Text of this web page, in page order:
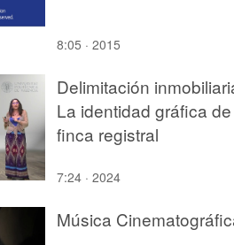
8:05 · 2015
Delimitación
La identidad gráfica
finca registral
7:24 · 2024
Música